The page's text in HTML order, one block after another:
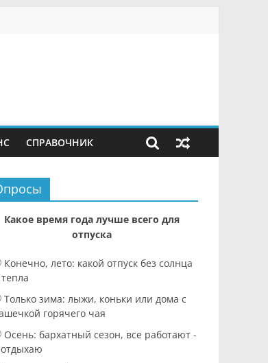
СПРАВОЧНИК
Какое время года лучше всего для
отпуска
Конечно, лето: какой отпуск без солнца
Только зима: лыжи, коньки или дома с
горячего чая
Осень: бархатный сезон, все работают -